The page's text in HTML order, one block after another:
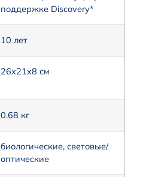
поддержке Discovery*
10 лет
26x21x8 см
0.68 кг
биологические, световые/
оптические